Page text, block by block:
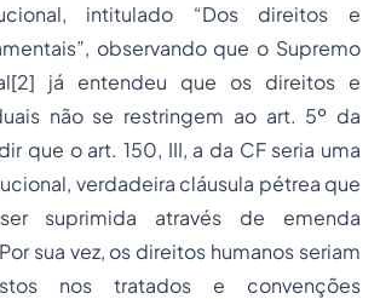
intitulado “Dos direitos e
observando que o Supremo
já entendeu que os direitos e
não se restringem ao art. 5º da
que o art. 150, III, a da CF seria uma
verdadeira cláusula pétrea que
suprimida através de emenda
sua vez, os direitos humanos seriam
nos tratados e convenções